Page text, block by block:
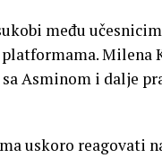
među
Milena
Asminom i dalje
uskoro reagovati